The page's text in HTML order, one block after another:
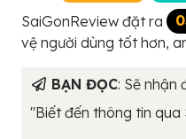
SaiGonReview đặt ra
vệ người dùng tốt hơn,
BẠN ĐỌC: Sẽ nhận
"Biết đến thông tin qua